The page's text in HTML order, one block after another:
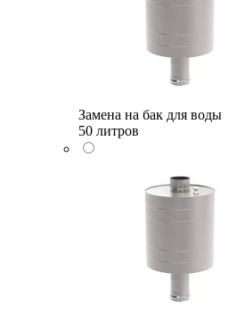
Замена на бак для воды
50 литров